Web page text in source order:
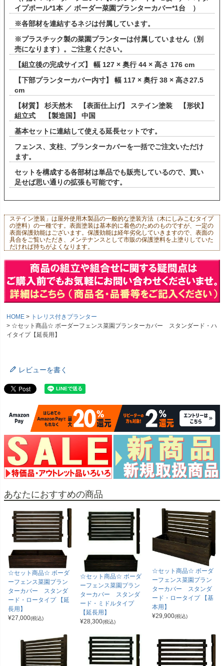
イプポール*1本 ／ ボーダー菜園プランターカバー*1台 ）
※各部材を連結するネジは付属しています。
※プラスチック製の菜園プランターは付属していません（別
売になります）。ご注意ください。
【組立後の完成サイズ】 幅 127 × 奥行 44 × 高さ 176 cm
【下部プランターカバー内寸】 幅 117 × 奥行 38 × 高さ27.5
cm
【材質】 杉天然木 【表面仕上げ】 ステイン塗装 【形状】
組立式 【製造国】 中国
基本セットに連結して使える延長セットです。
フェンス、支柱、プランターカバーを一括でご注文いただけ
ます。
セットを構成する各部材は単品でも販売しているので、買い
足せば思い通りの拡張も可能です。
ステイン塗装」は屋外使用木製品の一般的な塗装方法（木にしみこむタイプ
の塗料）の一種です。表面塗装は基本的に着色のためのものですが、一定の
表面保護効能はございます。保護効能は経年劣化していきますので、表面の
具合をご覧いただき、メンテナンスとして市販の保護塗料を上塗りしていた
だければ持ちがよくなります。
HOME
トレリス付きプランター
☆セット商品☆ ボーダーフェンス菜園プランターカバー スタンダード・ハ
イタイプ【延長用】
レビューを書く
あなたにおすすめの商品
☆セット商品☆ ボーダ
ーフェンス菜園プラン
ターカバー スタンダ
ード・ロータイプ 【延
長用】
¥27,000(税込)
☆セット商品☆ ボーダ
ーフェンス菜園プラン
ターカバー スタンダ
ード・ミドルタイプ
【延長用】
¥28,300(税込)
☆セット商品☆ ボーダ
ーフェンス菜園プラン
ターカバー スタンダ
ード・ロータイプ 【基
本用】
¥29,900(税込)